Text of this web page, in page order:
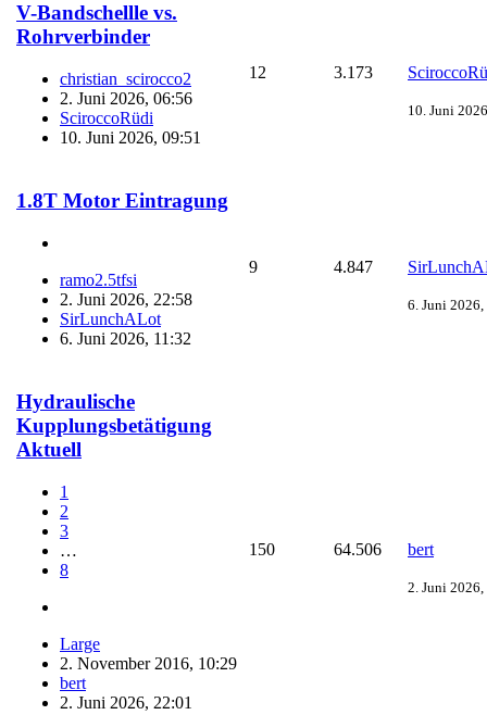
V-Bandschellle vs.
Rohrverbinder
christian_scirocco2
2. Juni 2026, 06:56
SciroccoRüdi
10. Juni 2026, 09:51
12 3.173
10. Juni
1.8T Motor Eintragung
ramo2.5tfsi
2. Juni 2026, 22:58
SirLunchALot
6. Juni 2026, 11:32
9 4.847
6. Juni
Hydraulische
Kupplungsbetätigung
Aktuell
1
2
3
…
8
Large
2. November 2016, 10:29
bert
2. Juni 2026, 22:01
150 64.506 bert
2. Juni